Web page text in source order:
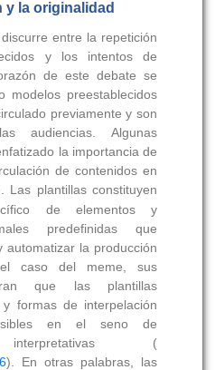
y la originalidad
entre la repetición
y los intentos de
de este debate se
modelos preestablecidos
previamente y son
audiencias. Algunas
la importancia de
de contenidos en
Las plantillas constituyen
de elementos y
predefinidas que
automatizar la producción
caso del meme, sus
que las plantillas
formas de interpelación
en el seno de
interpretativas (
). En otras palabras, las